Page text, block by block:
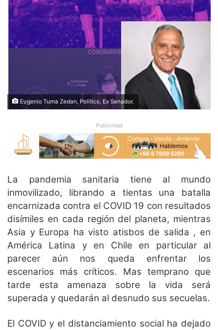
Eugenio Tuma Zedan, Político, Ex Senador.
Publicidad
La pandemia sanitaria tiene al mundo
inmovilizado, librando a tientas una batalla
encarnizada contra el COVID 19 con resultados
disímiles en cada región del planeta, mientras
Asia y Europa ha visto atisbos de salida , en
América Latina y en Chile en particular al
parecer aún nos queda enfrentar los
escenarios más críticos. Mas temprano que
tarde esta amenaza sobre la vida será
superada y quedarán al desnudo sus secuelas.
El COVID y el distanciamiento social ha dejado